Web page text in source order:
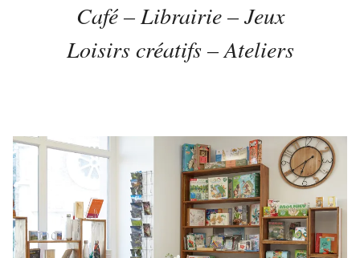
Café – Librairie – Jeux
Loisirs créatifs – Ateliers